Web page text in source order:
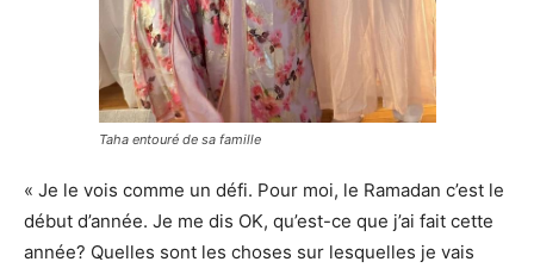
Taha entouré de sa famille
« Je le vois comme un défi. Pour moi, le Ramadan c’est le
début d’année. Je me dis OK, qu’est-ce que j’ai fait cette
année? Quelles sont les choses sur lesquelles je vais